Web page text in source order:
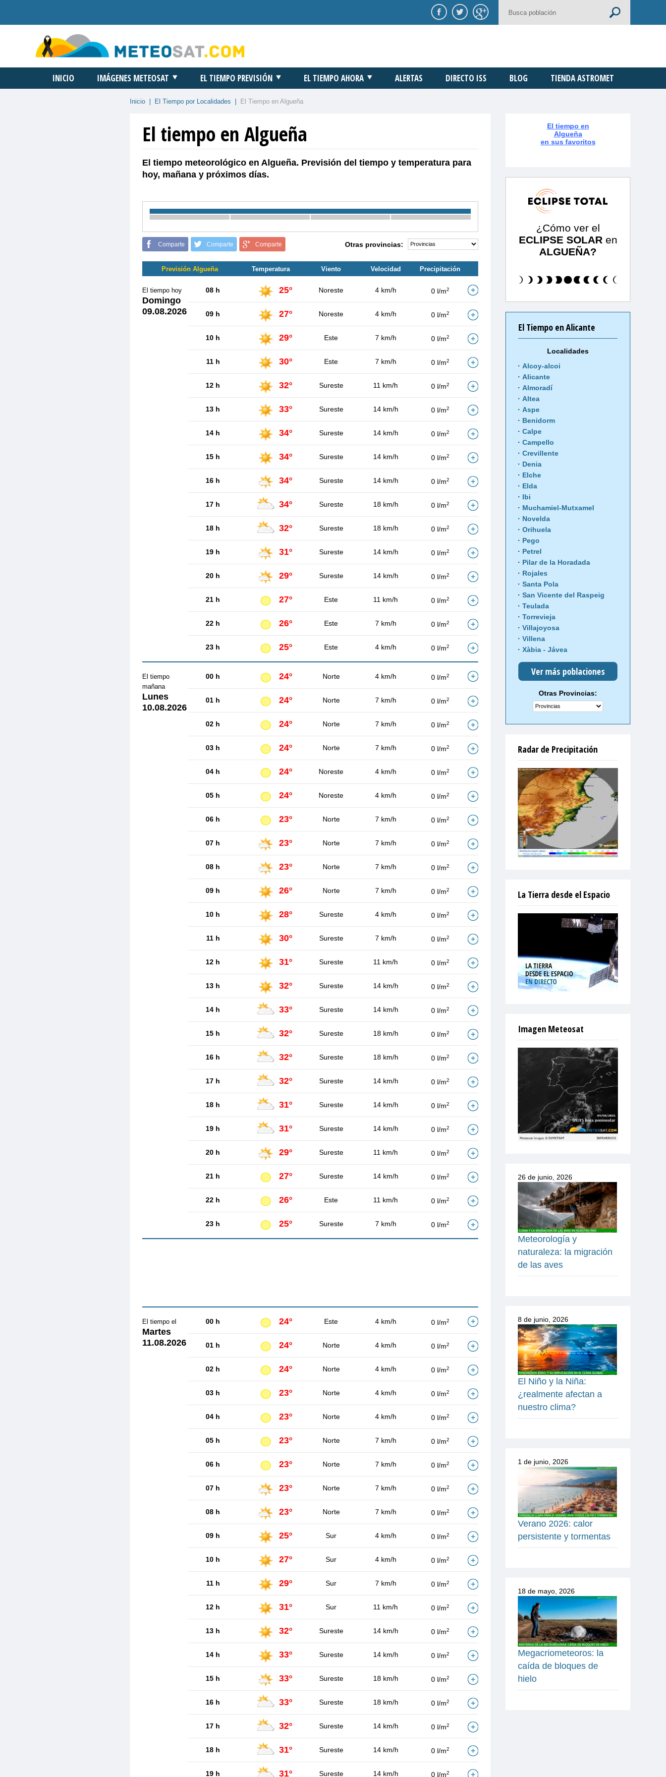
INICIO IMÁGENES METEOSAT EL TIEMPO PREVISIÓN EL TIEMPO AHORA ALERTAS DIRECTO ISS BLOG TIENDA ASTROMET
Inicio El Tiempo por Localidades El Tiempo en Algueña
El tiempo en Algueña
El tiempo meteorológico en Algueña. Previsión del tiempo y temperatura para
hoy, mañana y próximos días.
Comparte Comparte Comparte Otras provincias:
Previsión Algueña Temperatura Viento Velocidad Precipitación
El tiempo hoy
Domingo
09.08.2026
08 h 25° Noreste 4 km/h 0 l/m2
09 h 27° Noreste 4 km/h 0 l/m2
10 h 29° Este 7 km/h 0 l/m2
11 h 30° Este 7 km/h 0 l/m2
12 h 32° Sureste 11 km/h 0 l/m2
13 h 33° Sureste 14 km/h 0 l/m2
14 h 34° Sureste 14 km/h 0 l/m2
15 h 34° Sureste 14 km/h 0 l/m2
16 h 34° Sureste 14 km/h 0 l/m2
17 h 34° Sureste 18 km/h 0 l/m2
18 h 32° Sureste 18 km/h 0 l/m2
19 h 31° Sureste 14 km/h 0 l/m2
20 h 29° Sureste 14 km/h 0 l/m2
21 h 27° Este 11 km/h 0 l/m2
22 h 26° Este 7 km/h 0 l/m2
23 h 25° Este 4 km/h 0 l/m2
El tiempo
mañana
Lunes
10.08.2026
00 h 24° Norte 4 km/h 0 l/m2
01 h 24° Norte 7 km/h 0 l/m2
02 h 24° Norte 7 km/h 0 l/m2
03 h 24° Norte 7 km/h 0 l/m2
04 h 24° Noreste 4 km/h 0 l/m2
05 h 24° Noreste 4 km/h 0 l/m2
06 h 23° Norte 7 km/h 0 l/m2
07 h 23° Norte 7 km/h 0 l/m2
08 h 23° Norte 7 km/h 0 l/m2
09 h 26° Norte 7 km/h 0 l/m2
10 h 28° Sureste 4 km/h 0 l/m2
11 h 30° Sureste 7 km/h 0 l/m2
12 h 31° Sureste 11 km/h 0 l/m2
13 h 32° Sureste 14 km/h 0 l/m2
14 h 33° Sureste 14 km/h 0 l/m2
15 h 32° Sureste 18 km/h 0 l/m2
16 h 32° Sureste 18 km/h 0 l/m2
17 h 32° Sureste 14 km/h 0 l/m2
18 h 31° Sureste 14 km/h 0 l/m2
19 h 31° Sureste 14 km/h 0 l/m2
20 h 29° Sureste 11 km/h 0 l/m2
21 h 27° Sureste 14 km/h 0 l/m2
22 h 26° Este 11 km/h 0 l/m2
23 h 25° Sureste 7 km/h 0 l/m2
El tiempo el
Martes
11.08.2026
00 h 24° Este 4 km/h 0 l/m2
01 h 24° Norte 4 km/h 0 l/m2
02 h 24° Norte 4 km/h 0 l/m2
03 h 23° Norte 4 km/h 0 l/m2
04 h 23° Norte 4 km/h 0 l/m2
05 h 23° Norte 7 km/h 0 l/m2
06 h 23° Norte 7 km/h 0 l/m2
07 h 23° Norte 7 km/h 0 l/m2
08 h 23° Norte 7 km/h 0 l/m2
09 h 25° Sur 4 km/h 0 l/m2
10 h 27° Sur 4 km/h 0 l/m2
11 h 29° Sur 7 km/h 0 l/m2
12 h 31° Sur 11 km/h 0 l/m2
13 h 32° Sureste 14 km/h 0 l/m2
14 h 33° Sureste 14 km/h 0 l/m2
15 h 33° Sureste 18 km/h 0 l/m2
16 h 33° Sureste 18 km/h 0 l/m2
17 h 32° Sureste 14 km/h 0 l/m2
18 h 31° Sureste 14 km/h 0 l/m2
19 h 31° Sureste 14 km/h 0 l/m2
El tiempo en
Algueña
en sus favoritos
¿Cómo ver el
ECLIPSE SOLAR en
ALGUEÑA?
El Tiempo en Alicante
Localidades
Alcoy-alcoi
Alicante
Almoradí
Altea
Aspe
Benidorm
Calpe
Campello
Crevillente
Denia
Elche
Elda
Ibi
Muchamiel-Mutxamel
Novelda
Orihuela
Pego
Petrel
Pilar de la Horadada
Rojales
Santa Pola
San Vicente del Raspeig
Teulada
Torrevieja
Villajoyosa
Villena
Xàbia - Jávea
Ver más poblaciones
Otras Provincias:
Radar de Precipitación
La Tierra desde el Espacio
Imagen Meteosat
26 de junio, 2026
Meteorología y
naturaleza: la migración
de las aves
8 de junio, 2026
El Niño y la Niña:
¿realmente afectan a
nuestro clima?
1 de junio, 2026
Verano 2026: calor
persistente y tormentas
18 de mayo, 2026
Megacriometeoros: la
caída de bloques de
hielo